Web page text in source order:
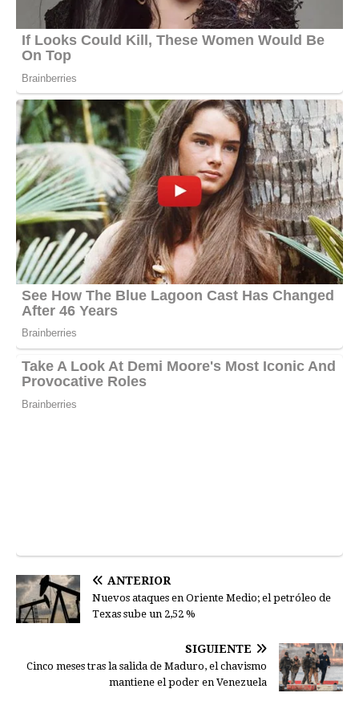
ANTERIOR
Nuevos ataques en Oriente Medio; el petróleo de
Texas sube un 2,52 %
SIGUIENTE
Cinco meses tras la salida de Maduro, el chavismo
mantiene el poder en Venezuela